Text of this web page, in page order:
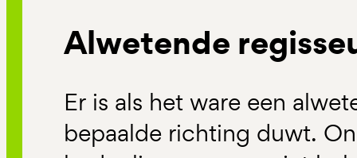
Alwetende
Er is als het ware een
bepaalde richting duwt.